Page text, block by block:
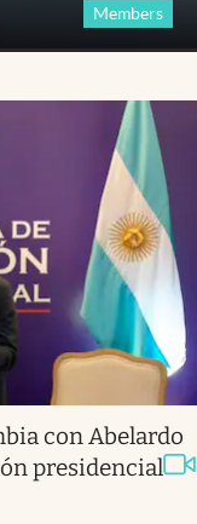
Members
con Abelardo
presidencial